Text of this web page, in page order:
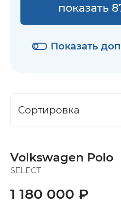
Показать
показать
Сортировка
Volkswagen Polo
SELECT
1 180 000 ₽